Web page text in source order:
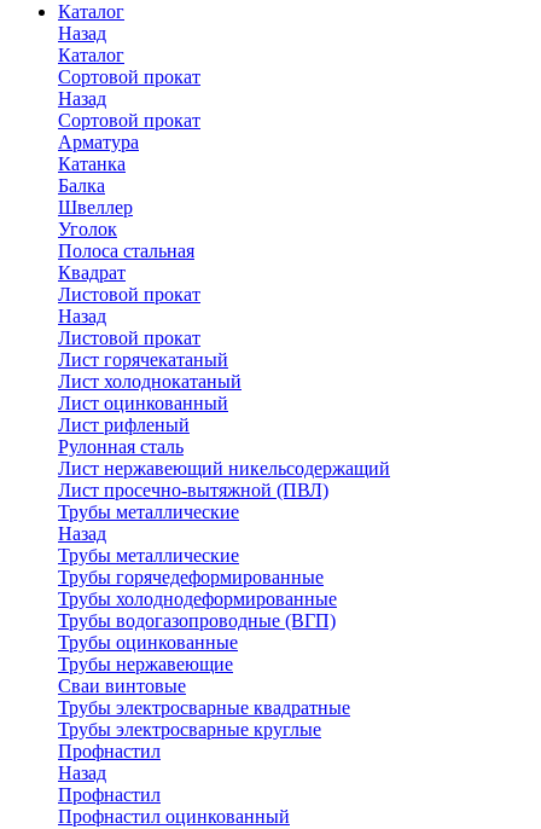
Каталог
Назад
Каталог
Сортовой прокат
Назад
Сортовой прокат
Арматура
Катанка
Балка
Швеллер
Уголок
Полоса стальная
Квадрат
Листовой прокат
Назад
Листовой прокат
Лист горячекатаный
Лист холоднокатаный
Лист оцинкованный
Лист рифленый
Рулонная сталь
Лист нержавеющий никельсодержащий
Лист просечно-вытяжной (ПВЛ)
Трубы металлические
Назад
Трубы металлические
Трубы горячедеформированные
Трубы холоднодеформированные
Трубы водогазопроводные (ВГП)
Трубы оцинкованные
Трубы нержавеющие
Сваи винтовые
Трубы электросварные квадратные
Трубы электросварные круглые
Профнастил
Назад
Профнастил
Профнастил оцинкованный